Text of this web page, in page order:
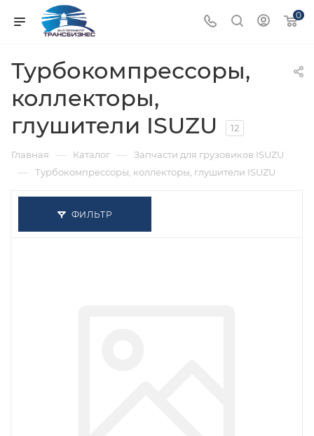
0
Турбокомпрессоры,
коллекторы,
глушители ISUZU
12
Главная — Каталог — Запчасти для грузовиков ISUZU
— Турбокомпрессоры, коллекторы, глушители ISUZU
ФИЛЬТР